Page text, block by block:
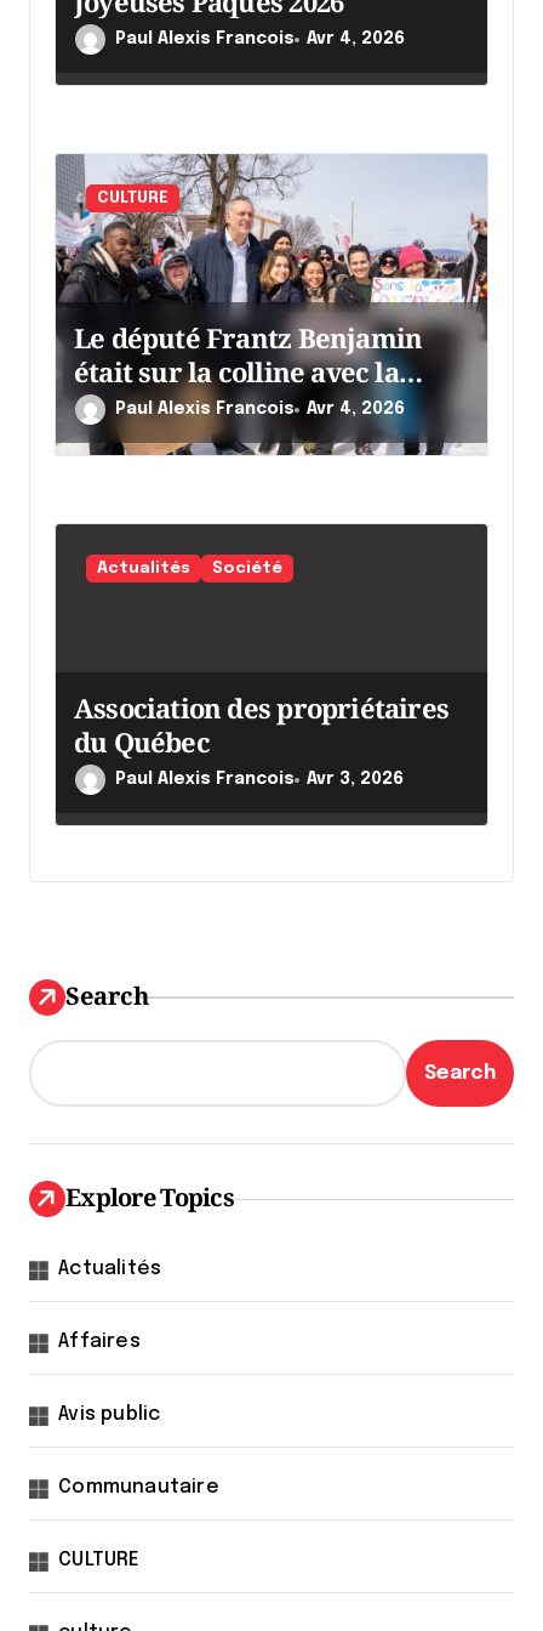
i
c
l
Paul Alexis Francois Avr 4, 2026
CULTURE
Le député Frantz Benjamin
était sur la colline avec la
chaumine
Paul Alexis Francois Avr 4, 2026
Actualités Société
Association des propriétaires
du Québec
Paul Alexis Francois Avr 3, 2026
Search
Search
Explore Topics
Actualités
Affaires
Avis public
Communautaire
CULTURE